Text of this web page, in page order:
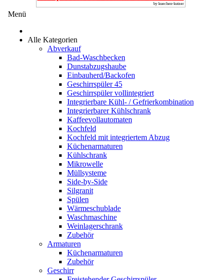
by kuechen-kutzer
Menü
Alle Kategorien
Abverkauf
Bad-Waschbecken
Dunstabzugshaube
Einbauherd/Backofen
Geschirrspüler 45
Geschirrspüler vollintegriert
Integrierbare Kühl- / Gefrierkombination
Integrierbarer Kühlschrank
Kaffeevollautomaten
Kochfeld
Kochfeld mit integriertem Abzug
Küchenarmaturen
Kühlschrank
Mikrowelle
Müllsysteme
Side-by-Side
Silgranit
Spülen
Wärmeschublade
Waschmaschine
Weinlagerschrank
Zubehör
Armaturen
Küchenarmaturen
Zubehör
Geschirr